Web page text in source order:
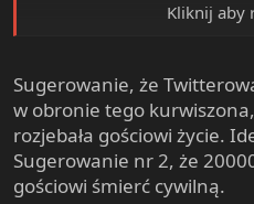
Kliknij aby
Sugerowanie, że
w obronie tego kurwiszona,
rozjebała gościowi życie.
Sugerowanie nr 2, że
gościowi śmierć cywilną.